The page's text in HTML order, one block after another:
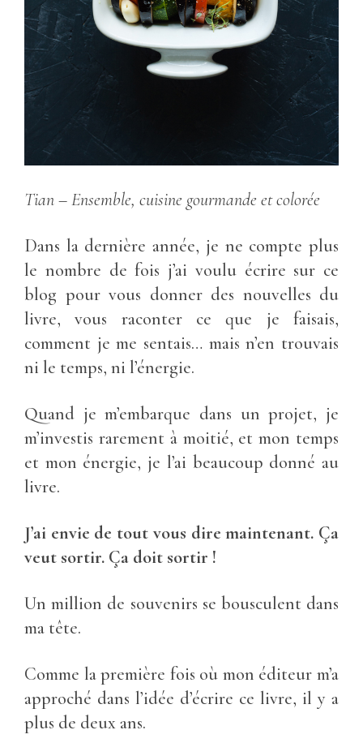
Tian– Ensemble, cuisine gourmande et colorée
Dans la dernière année, je ne compte plus
le nombre de fois j’ai voulu écrire sur ce
blog pour vous donner des nouvelles du
livre, vous raconter ce que je faisais,
comment je me sentais… mais n’en trouvais
ni le temps, ni l’énergie.
Quand je m’embarque dans un projet, je
m’investis rarement à moitié, et mon temps
et mon énergie, je l’ai beaucoup donné au
livre.
J’ai envie de tout vous dire maintenant. Ça
veut sortir. Ça doit sortir !
Un million de souvenirs se bousculent dans
ma tête.
Comme la première fois où mon éditeur m’a
approché dans l’idée d’écrire ce livre, il y a
plus de deux ans.